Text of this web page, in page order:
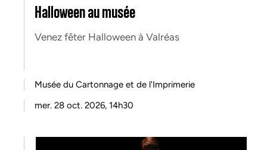
Halloween au musée
Venez fêter Halloween à Valréas
Musée du Cartonnage et de l'Imprimerie
mer. 28 oct. 2026, 14h30